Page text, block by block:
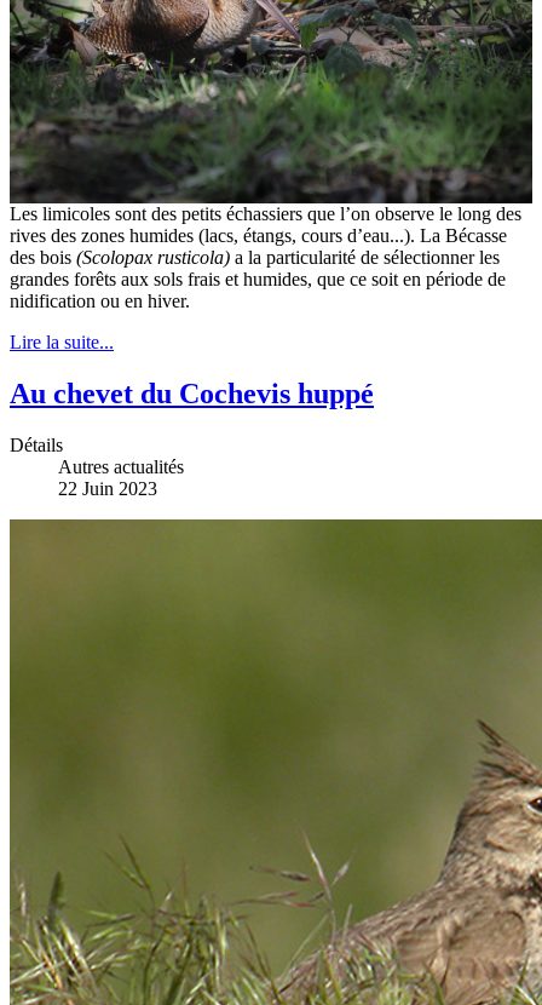
Les limicoles sont des petits échassiers que l’on observe le long des
rives des zones humides (lacs, étangs, cours d’eau...). La Bécasse
des bois (Scolopax rusticola) a la particularité de sélectionner les
grandes forêts aux sols frais et humides, que ce soit en période de
nidification ou en hiver.
Lire la suite...
Au chevet du Cochevis huppé
Détails
Autres actualités
22 Juin 2023